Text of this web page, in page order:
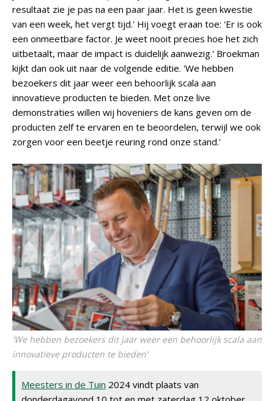
resultaat zie je pas na een paar jaar. Het is geen kwestie
van een week, het vergt tijd.' Hij voegt eraan toe: 'Er is ook
een onmeetbare factor. Je weet nooit precies hoe het zich
uitbetaalt, maar de impact is duidelijk aanwezig.' Broekman
kijkt dan ook uit naar de volgende editie. 'We hebben
bezoekers dit jaar weer een behoorlijk scala aan
innovatieve producten te bieden. Met onze live
demonstraties willen wij hoveniers de kans geven om de
producten zelf te ervaren en te beoordelen, terwijl we ook
zorgen voor een beetje reuring rond onze stand.'
'We hebben bezoekers dit jaar weer een behoorlijk scala aan
innovatieve producten te bieden'
Meesters in de Tuin 2024 vindt plaats van